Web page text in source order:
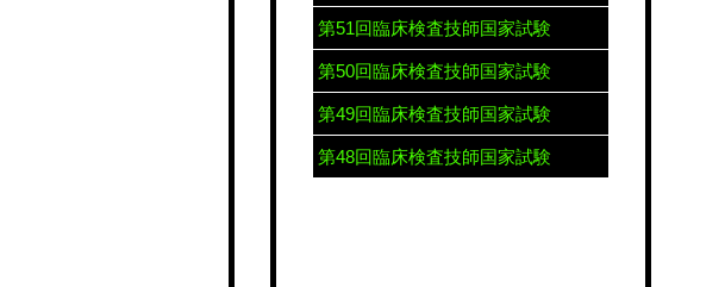
第51回臨床検査技師国家試験
第50回臨床検査技師国家試験
第49回臨床検査技師国家試験
第48回臨床検査技師国家試験